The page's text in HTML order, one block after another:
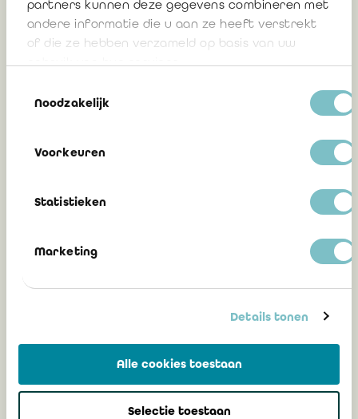
partners kunnen deze gegevens combineren met
andere informatie die u aan ze heeft verstrekt
of die ze hebben verzameld op basis van uw
Noodzakelijk
Voorkeuren
Statistieken
Marketing
Details tonen
Alle cookies toestaan
Selectie toestaan
11:50u: Special topics
VALORISATION DANS LE CADRE DE L'IMPÔT SUR LES PLUS-